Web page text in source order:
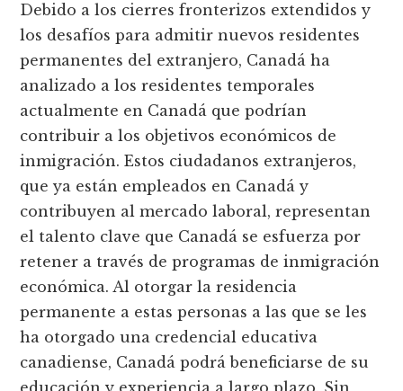
Debido a los cierres fronterizos extendidos y
los desafíos para admitir nuevos residentes
permanentes del extranjero, Canadá ha
analizado a los residentes temporales
actualmente en Canadá que podrían
contribuir a los objetivos económicos de
inmigración. Estos ciudadanos extranjeros,
que ya están empleados en Canadá y
contribuyen al mercado laboral, representan
el talento clave que Canadá se esfuerza por
retener a través de programas de inmigración
económica. Al otorgar la residencia
permanente a estas personas a las que se les
ha otorgado una credencial educativa
canadiense, Canadá podrá beneficiarse de su